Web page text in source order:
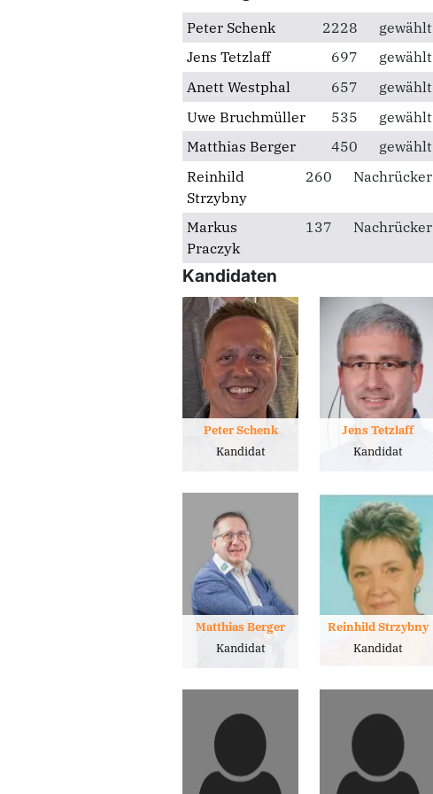
Peter Schenk 2228
gewählt
Jens Tetzlaff
697
gewählt
Anett Westphal
657
gewählt
Uwe Bruchmüller
535
gewählt
Matthias Berger
450
gewählt
Reinhild
Strzybny
260 Nachrücker
Markus
Praczyk
137 Nachrücker
Kandidaten
Peter Schenk
Kandidat
Jens Tetzlaff
Kandidat
Matthias Berger
Kandidat
Reinhild Strzybny
Kandidat